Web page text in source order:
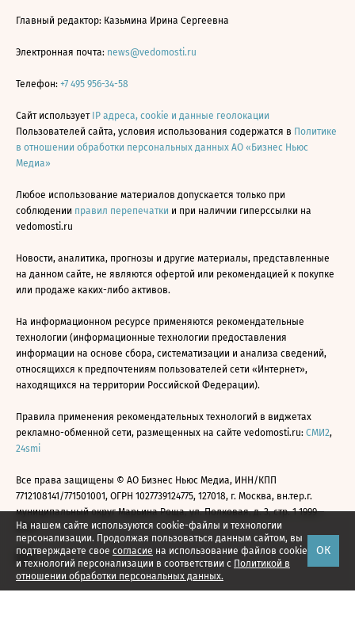
На нашем сайте используются cookie-файлы и технологии
персонализации. Продолжая пользоваться данным сайтом, вы
подтверждаете свое согласие на использование файлов cookie
и технологий персонализации в соответствии с Политикой в
отношении обработки персональных данных.
ОК
Главный редактор: Казьмина Ирина Сергеевна
Электронная почта: news@vedomosti.ru
Телефон: +7 495 956-34-58
Сайт использует IP адреса, cookie и данные геолокации
Пользователей сайта, условия использования содержатся в Политике
в отношении обработки персональных данных АО «Бизнес Ньюс
Медиа»
Любое использование материалов допускается только при
соблюдении правил перепечатки и при наличии гиперссылки на
vedomosti.ru
Новости, аналитика, прогнозы и другие материалы, представленные
на данном сайте, не являются офертой или рекомендацией к покупке
или продаже каких-либо активов.
На информационном ресурсе применяются рекомендательные
технологии (информационные технологии предоставления
информации на основе сбора, систематизации и анализа сведений,
относящихся к предпочтениям пользователей сети «Интернет»,
находящихся на территории Российской Федерации).
Правила применения рекомендательных технологий в виджетах
рекламно-обменной сети, размещенных на сайте vedomosti.ru: СМИ2,
24smi
Все права защищены © АО Бизнес Ньюс Медиа, ИНН/КПП
7712108141/771501001, ОГРН 1027739124775, 127018, г. Москва, вн.тер.г.
муниципальный округ Марьина Роща, ул. Полковая, д. 3, стр. 1 1999—
2026